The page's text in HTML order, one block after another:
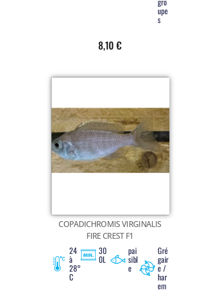
upe
s
8,10€
COPADICHROMIS VIRGINALIS
FIRE CREST F1
24
à
28°
C
30
0L
pai
sibl
e
Gré
gair
e /
har
em